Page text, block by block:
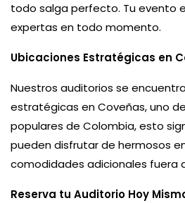
todo salga perfecto. Tu evento
expertas en todo momento.
Ubicaciones Estratégicas en
Nuestros auditorios se
estratégicas en Coveñas, uno
populares de Colombia, esto
pueden disfrutar de hermosos
comodidades adicionales fuera
Reserva tu Auditorio Hoy